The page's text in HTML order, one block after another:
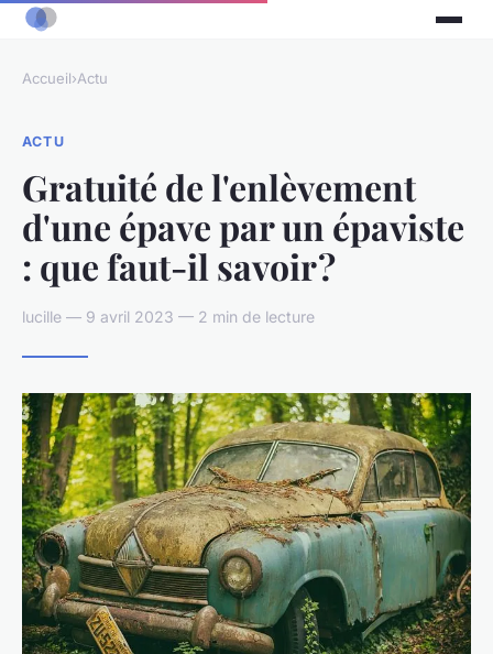
Accueil›Actu
ACTU
Gratuité de l'enlèvement
d'une épave par un épaviste
: que faut-il savoir ?
lucille — 9 avril 2023 — 2 min de lecture